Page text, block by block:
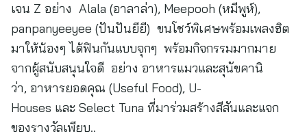
เจน Z อย่าง Alala (อาลาล่า), Meepooh (หมีพูห์),
panpanyeeyee (ปันปันยียี) ขนโชว์พิเศษพร้อมเพลงฮิต
มาให้น้องๆ ได้ฟินกันแบบจุกๆ พร้อมกิจกรรมมากมาย
จากผู้สนับสนุนใจดี อย่าง อาหารแมวและสุนัขคานิ
ว่า, อาหารยอดคุณ (Useful Food), U-
Houses และ Select Tuna ที่มาร่วมสร้างสีสันและแจก
ของรางวัลเพียบ..